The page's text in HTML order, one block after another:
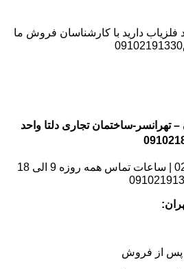
دارید با کارشناسان فروش ما
تهرانسر-ساختمان تجاری دلتا واحد